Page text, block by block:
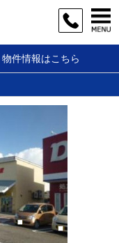
物件情報はこちら